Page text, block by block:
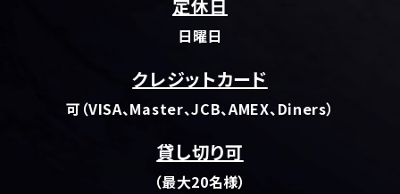
定休日
日曜日
クレジットカード
可（VISA、Master、JCB、AMEX、Diners）
貸し切り可
（最大20名様）